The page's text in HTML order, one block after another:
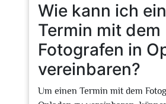
Wie kann ich
Termin mit dem
Fotografen in
vereinbaren?
Um einen Termin mit dem